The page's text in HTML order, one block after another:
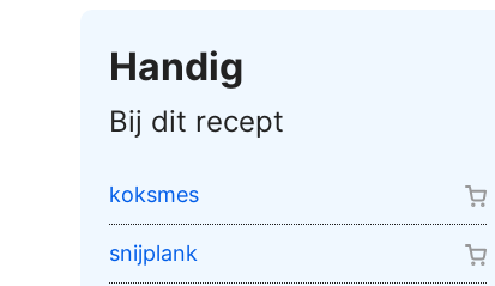
Handig
Bij dit recept
koksmes
snijplank